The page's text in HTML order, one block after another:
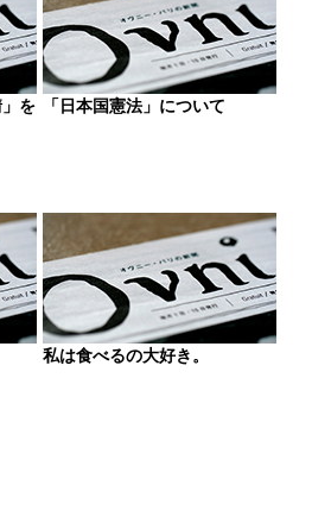
を
「日本国憲法」について
私は食べるの大好き。